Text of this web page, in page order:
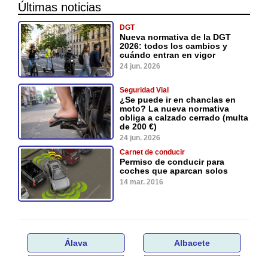
Últimas noticias
DGT
Nueva normativa de la DGT
2026: todos los cambios y
cuándo entran en vigor
24 jun. 2026
Seguridad Vial
¿Se puede ir en chanclas en
moto? La nueva normativa
obliga a calzado cerrado (multa
de 200 €)
24 jun. 2026
Carnet de conducir
Permiso de conducir para
coches que aparcan solos
14 mar. 2016
Álava Albacete